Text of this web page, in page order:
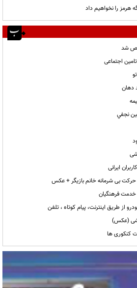
هرمز را نخواهیم داد
شد
اجتماعی
نجفي
بی شرمانه خانم بازیگر + عکس
از طریق اینترنت، پیام کوتاه ، تلفن
(عکس)
کنکوری ها